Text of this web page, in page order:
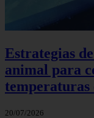
Estrategias
animal para
temperaturas
20/07/2026